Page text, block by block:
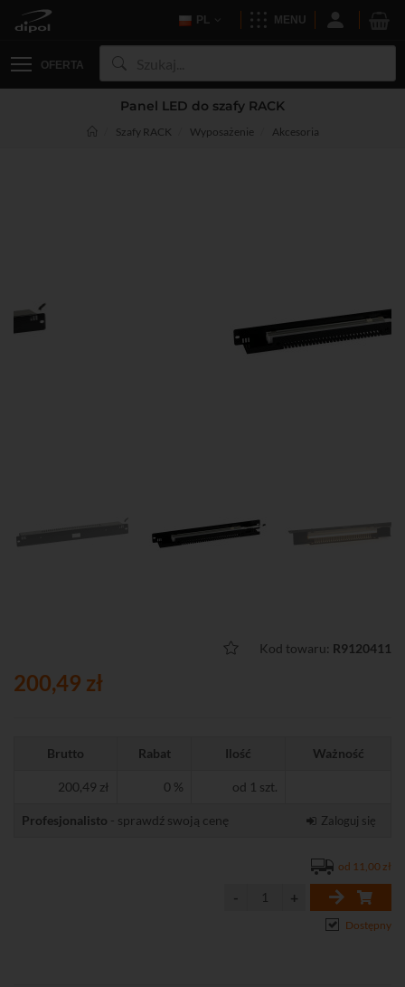
PL MENU
OFERTA
Panel LED do szafy RACK
Szafy RACK Wyposażenie Akcesoria
Kod towaru: R9120411
200,49 zł
Brutto Rabat Ilość Ważność
200,49 zł 0 % od 1 szt.
Profesjonalisto - sprawdź swoją cenę Zaloguj się
od 11,00 zł
Dostępny